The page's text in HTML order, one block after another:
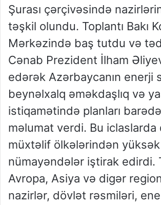
Şurası çərçivəsində
təşkil olundu. Toplantı Bakı
Mərkəzində baş tutdu və
Cənab Prezident İlham Əliyev
edərək Azərbaycanın enerji
beynəlxalq əməkdaşlıq və
istiqamətində planları
məlumat verdi. Bu iclaslarda
müxtəlif ölkələrindən
nümayəndələr iştirak edirdi.
Avropa, Asiya və digər
nazirlər, dövlət rəsmiləri,